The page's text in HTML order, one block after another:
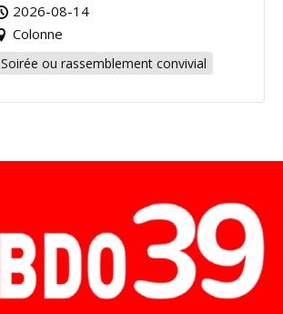
2026-08-14
Colonne
Soirée ou rassemblement convivial